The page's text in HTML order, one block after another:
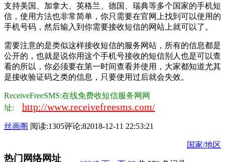
支持美国、加拿大、英格兰、德国、瑞典等多个国家的手机短
信，使用方法也非常简单，你只需要在官网上找到可以使用的
手机号码，然后输入到你需要接收短信的网站上就可以了。
需要注意的是类似这样接收短信的服务网站，所有的信息都是
公开的，也就是说你用这个手机号接收的短信别人也是可以查
看的所以，你必须要在第一时间查看并使用，大家都知道尤其
是接收验证码之类的信息，只要使用过后就会失效。
ReceiveFreeSMS:在线免费收短信服务网网
址: http://www.receivefreesms.com/
丝画阁 阅读:1305评论:82018-12-11 22:53:21
热门网络网址
国家/地区